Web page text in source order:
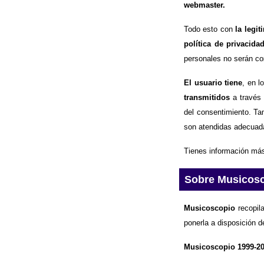
webmaster.
Todo esto con la
política de privacidad
personales no serán
El usuario tiene , en
transmitidos a través
del consentimiento.
son atendidas
Tienes información
Sobre
Musicoscopio
ponerla a disposición
Musicoscopio 1999-